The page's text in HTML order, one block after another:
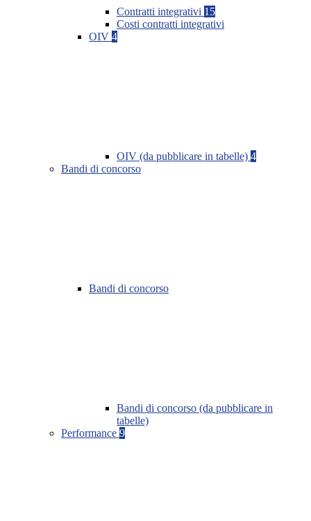
Contratti integrativi 15
Costi contratti integrativi
OIV 4
OIV (da pubblicare in tabelle) 4
Bandi di concorso
Bandi di concorso
Bandi di concorso (da pubblicare in
tabelle)
Performance 9